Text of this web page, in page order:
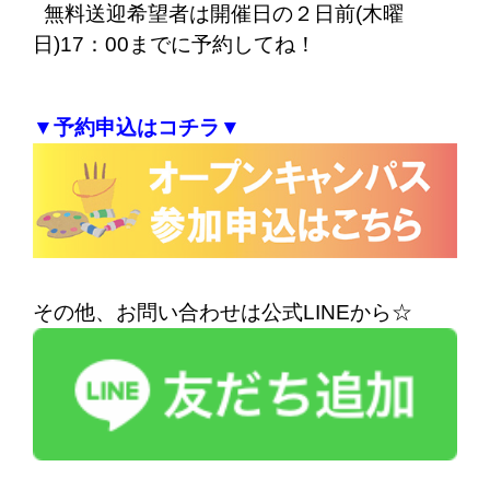
無料送迎希望者は開催日の２日前(木曜
日)17：00までに予約してね！
▼予約申込はコチラ▼
その他、お問い合わせは公式LINEから☆